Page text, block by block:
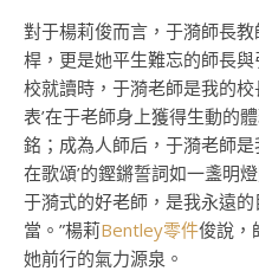
對于楊莉俊而言，于漪師長
桿，更是她平生難忘的師長
校就讀時，于漪老師是我的校
表’在于老師身上獲得生動的
銘；成為人師后，于漪老師
在歌頌’的鏗鏘誓詞如一盞明
于漪式的好老師，是我永遠
當。”楊莉Bentley零件俊說，
她前行的氣力源泉。